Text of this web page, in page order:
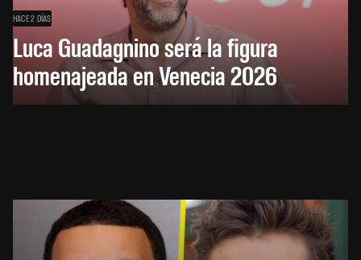
HACE 2 DÍAS
Luca Guadagnino será la figura
homenajeada en Venecia 2026